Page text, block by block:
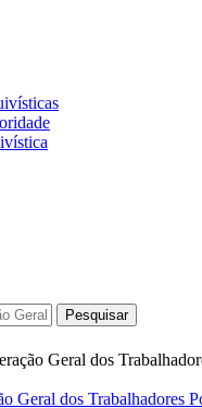
Pesquisar
Geral dos